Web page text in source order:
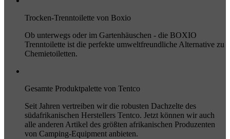
Trocken-Trenntoilette von Boxio
Ob unterwegs oder im Gartenhäuschen - die BOXIO
Trenntoilette ist die perfekte umweltfreundliche Alternative zu
Chemietoiletten.
Gesamte Produktpalette von Tentco
Seit Jahren vertreiben wir die robusten Dachzelte des
südafrikanischen Herstellers Tentco. Jetzt können wir auch
alle anderen Artikel des größten afrikanischen Produzenten
von Camping-Equipment anbieten.